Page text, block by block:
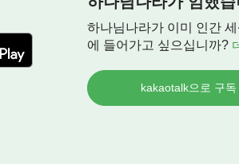
하나님나라가 이미 인간
에 들어가고 싶으십니까?
kakaotalk으로 구독